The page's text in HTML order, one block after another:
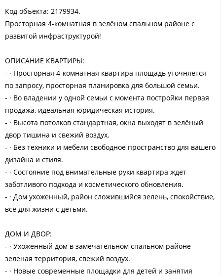
Код объекта: 2179934.
Просторная 4-комнатная в зелёном спальном районе с
развитой инфраструктурой!
ОПИСАНИЕ КВАРТИРЫ:
- · Просторная 4-комнатная квартира площадь уточняется
по запросу, просторная планировка для большой семьи.
- · Во владении у одной семьи с момента постройки первая
продажа, идеальная юридическая история.
- · Высота потолков стандартная, окна выходят в зелёный
двор тишина и свежий воздух.
- · Без техники и мебели свободное пространство для вашего
дизайна и стиля.
- · Состояние под внимательные руки квартира ждёт
заботливого подхода и косметического обновления.
- · Дом ухоженный, район сложившийся зелень, спокойствие,
всё для жизни с детьми.
ДОМ И ДВОР:
- · Ухоженный дом в замечательном спальном районе
зеленая территория, свежий воздух.
- · Новые современные площадки для детей и занятия